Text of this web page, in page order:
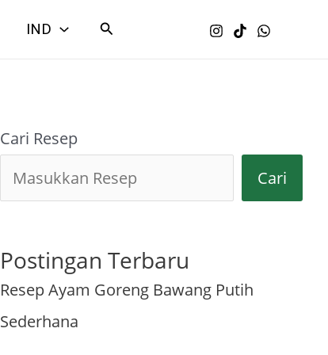
IND Search
Cari Resep
Cari
Postingan Terbaru
Resep Ayam Goreng Bawang Putih
Sederhana